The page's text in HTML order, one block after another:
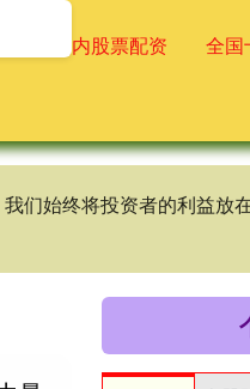
场内股票配资 全国
们始终将投资者的利益放